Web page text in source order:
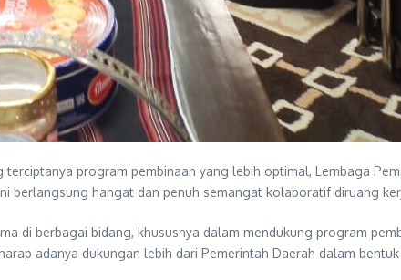
program pembinaan yang lebih optimal, Lembaga
berlangsung hangat dan penuh semangat kolaboratif diruang
di berbagai bidang, khususnya dalam mendukung program
adanya dukungan lebih dari Pemerintah Daerah dalam